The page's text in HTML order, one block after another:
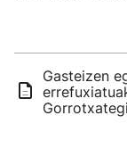
Gasteizen